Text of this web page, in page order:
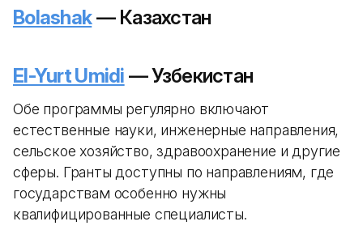
Bolashak— Казахстан
El-Yurt Umidi — Узбекистан
Обе программы регулярно включают
естественные науки, инженерные направления,
сельское хозяйство, здравоохранение и другие
сферы. Гранты доступны по направлениям, где
государствам особенно нужны
квалифицированные специалисты.